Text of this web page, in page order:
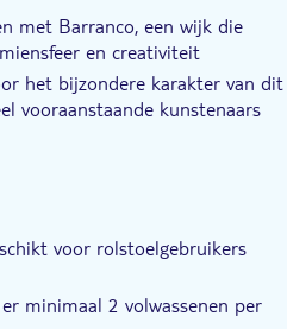
met Barranco, een wijk die
en creativiteit
het bijzondere karakter van dit
vooraanstaande kunstenaars
Barranco biedt u de
"picarones".
voor rolstoelgebruikers
minimaal 2 volwassenen per